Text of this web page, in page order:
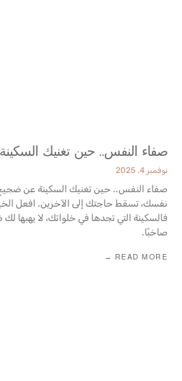
صفاء النفس.. حين تغنيك
نوفمبر 4, 2025
صفاء النفس.. حين تغنيك السكينة عن
نفسك، تسقط حاجتك إلى الآخرين. افعل الخير
فالسكينة التي تجدها في خلواتك، لا يهبها
صاخبًا.
READ MORE →